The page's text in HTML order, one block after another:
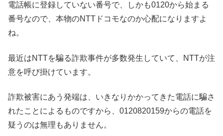
電話帳に登録していない番号で、しかも0120から始まる
番号なので、本物のNTTドコモなのか心配になりますよ
ね。
最近はNTTを騙る詐欺事件が多数発生していて、NTTが注
意を呼び掛けています。
詐欺被害にあう発端は、いきなりかかってきた電話に騙さ
れたことによるものですから、0120820159からの電話を
疑うのは無理もありません。